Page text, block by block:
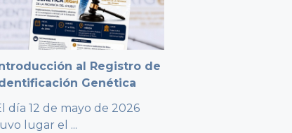
al Registro de
Genética
día 12 de mayo de 2026
lugar el ...